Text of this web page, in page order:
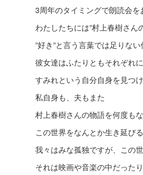
3周年のタイミングで朗読会を
わたしたちには”村上春樹さん
”好き”と言う言葉では足りな
彼女達はふたりともそれぞれ
すみれという自分自身を見つけ
私自身も、夫もまた
村上春樹さんの物語を何度も
この世界をなんとか生き延び
我々はみな孤独ですが、この
それは映画や音楽の中だった